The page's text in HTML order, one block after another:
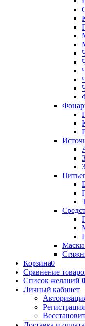
Маски
Корзина0
Сравнение
Список желаний 0
Личный кабинет
Регистрация